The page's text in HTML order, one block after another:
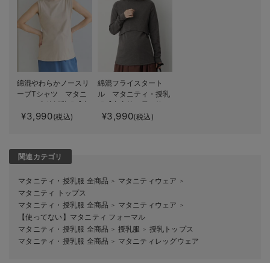
綿混やわらかノースリ
ーブTシャツ マタニ
ティ・産後授乳服【出
産後も長く使える】
¥3,990(税込)
綿混フライスタート
ル マタニティ・授乳
服【出産後も長く使え
る】
¥3,990(税込)
関連カテゴリ
マタニティ・授乳服 全商品 ＞ マタニティウェア ＞
マタニティ トップス
マタニティ・授乳服 全商品 ＞ マタニティウェア ＞
【使ってない】マタニティ フォーマル
マタニティ・授乳服 全商品 ＞ 授乳服 ＞ 授乳トップス
マタニティ・授乳服 全商品 ＞ マタニティレッグウェア